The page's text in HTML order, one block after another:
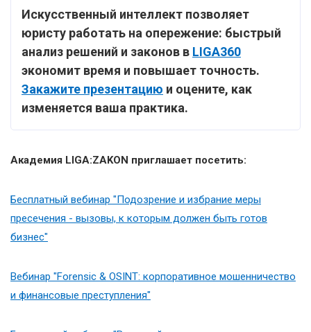
Искусственный интеллект позволяет
юристу работать на опережение: быстрый
анализ решений и законов в LIGA360
экономит время и повышает точность.
Закажите презентацию и оцените, как
изменяется ваша практика.
Академия LIGA:ZAKON приглашает посетить:
Бесплатный вебинар "Подозрение и избрание меры
пресечения - вызовы, к которым должен быть готов
бизнес"
Вебинар "Forensic & OSINT: корпоративное мошенничество
и финансовые преступления"